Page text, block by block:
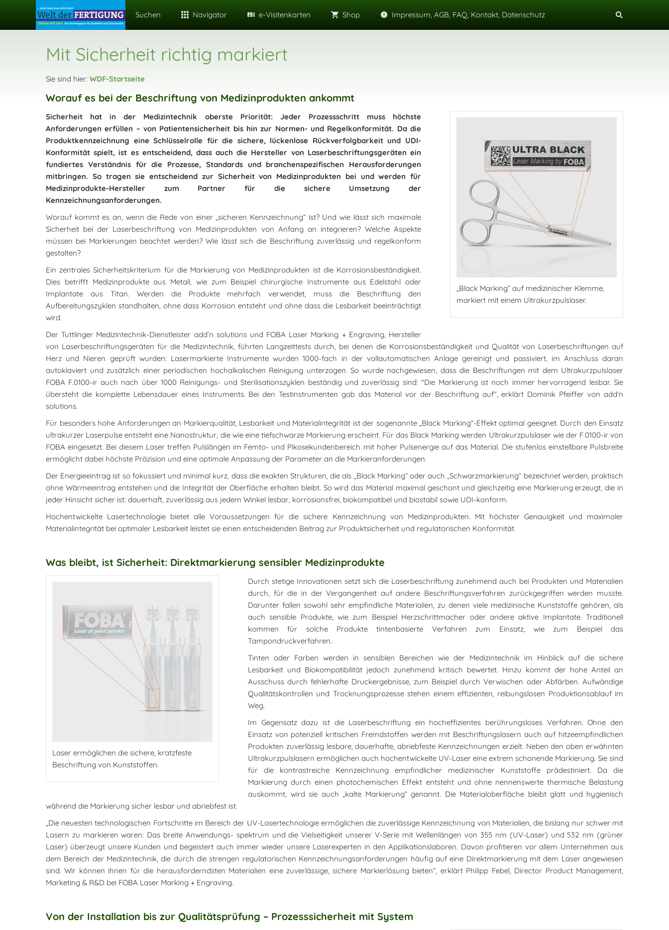
Suchen Navigator e-Visitenkarten Shop Impressum, AGB, FAQ, Kontakt, Datenschutz
Mit Sicherheit richtig markiert
Sie sind hier: WDF-Startseite
Worauf es bei der Beschriftung von Medizinprodukten ankommt
„Black Marking“ auf medizinischer Klemme,
markiert mit einem Ultrakurzpulslaser.
Sicherheit hat in der Medizintechnik oberste Priorität: Jeder Prozessschritt muss höchste
Anforderungen erfüllen – von Patientensicherheit bis hin zur Normen- und Regelkonformität. Da die
Produktkennzeichnung eine Schlüsselrolle für die sichere, lückenlose Rückverfolgbarkeit und UDI-
Konformität spielt, ist es entscheidend, dass auch die Hersteller von Laserbeschriftungsgeräten ein
fundiertes Verständnis für die Prozesse, Standards und branchenspezifischen Herausforderungen
mitbringen. So tragen sie entscheidend zur Sicherheit von Medizinprodukten bei und werden für
Medizinprodukte-Hersteller zum Partner für die sichere Umsetzung der
Kennzeichnungsanforderungen.
Worauf kommt es an, wenn die Rede von einer „sicheren Kennzeichnung“ ist? Und wie lässt sich maximale
Sicherheit bei der Laserbeschriftung von Medizinprodukten von Anfang an integrieren? Welche Aspekte
müssen bei Markierungen beachtet werden? Wie lässt sich die Beschriftung zuverlässig und regelkonform
gestalten?
Ein zentrales Sicherheitskriterium für die Markierung von Medizinprodukten ist die Korrosionsbeständigkeit.
Dies betrifft Medizinprodukte aus Metall, wie zum Beispiel chirurgische Instrumente aus Edelstahl oder
Implantate aus Titan. Werden die Produkte mehrfach verwendet, muss die Beschriftung den
Aufbereitungszyklen standhalten, ohne dass Korrosion entsteht und ohne dass die Lesbarkeit beeinträchtigt
wird.
Der Tuttlinger Medizintechnik-Dienstleister add‘n solutions und FOBA Laser Marking + Engraving, Hersteller
von Laserbeschriftungsgeräten für die Medizintechnik, führten Langzeittests durch, bei denen die Korrosionsbeständigkeit und Qualität von Laserbeschriftungen auf
Herz und Nieren geprüft wurden: Lasermarkierte Instrumente wurden 1000-fach in der vollautomatischen Anlage gereinigt und passiviert, im Anschluss daran
autoklaviert und zusätzlich einer periodischen hochalkalischen Reinigung unterzogen. So wurde nachgewiesen, dass die Beschriftungen mit dem Ultrakurzpulslaser
FOBA F.0100-ir auch nach über 1000 Reinigungs- und Sterilisationszyklen beständig und zuverlässig sind: "Die Markierung ist noch immer hervorragend lesbar. Sie
übersteht die komplette Lebensdauer eines Instruments. Bei den Testinstrumenten gab das Material vor der Beschriftung auf", erklärt Dominik Pfeiffer von add’n
solutions.
Für besonders hohe Anforderungen an Markierqualität, Lesbarkeit und Materialintegrität ist der sogenannte „Black Marking“-Effekt optimal geeignet. Durch den Einsatz
ultrakurzer Laserpulse entsteht eine Nanostruktur, die wie eine tiefschwarze Markierung erscheint. Für das Black Marking werden Ultrakurzpulslaser wie der F.0100-ir von
FOBA eingesetzt. Bei diesem Laser treffen Pulslängen im Femto- und Pikosekundenbereich mit hoher Pulsenergie auf das Material. Die stufenlos einstellbare Pulsbreite
ermöglicht dabei höchste Präzision und eine optimale Anpassung der Parameter an die Markieranforderungen.
Der Energieeintrag ist so fokussiert und minimal kurz, dass die exakten Strukturen, die als „Black Marking“ oder auch „Schwarzmarkierung“ bezeichnet werden, praktisch
ohne Wärmeeintrag entstehen und die Integrität der Oberfläche erhalten bleibt. So wird das Material maximal geschont und gleichzeitig eine Markierung erzeugt, die in
jeder Hinsicht sicher ist: dauerhaft, zuverlässig aus jedem Winkel lesbar, korrosionsfrei, biokompatibel und biostabil sowie UDI-konform.
Hochentwickelte Lasertechnologie bietet alle Voraussetzungen für die sichere Kennzeichnung von Medizinprodukten. Mit höchster Genauigkeit und maximaler
Materialintegrität bei optimaler Lesbarkeit leistet sie einen entscheidenden Beitrag zur Produktsicherheit und regulatorischen Konformität.
Was bleibt, ist Sicherheit: Direktmarkierung sensibler Medizinprodukte
Laser ermöglichen die sichere, kratzfeste
Beschriftung von Kunststoffen.
Durch stetige Innovationen setzt sich die Laserbeschriftung zunehmend auch bei Produkten und Materialien
durch, für die in der Vergangenheit auf andere Beschriftungsverfahren zurückgegriffen werden musste.
Darunter fallen sowohl sehr empfindliche Materialien, zu denen viele medizinische Kunststoffe gehören, als
auch sensible Produkte, wie zum Beispiel Herzschrittmacher oder andere aktive Implantate. Traditionell
kommen für solche Produkte tintenbasierte Verfahren zum Einsatz, wie zum Beispiel das
Tampondruckverfahren.
Tinten oder Farben werden in sensiblen Bereichen wie der Medizintechnik im Hinblick auf die sichere
Lesbarkeit und Biokompatibilität jedoch zunehmend kritisch bewertet. Hinzu kommt der hohe Anteil an
Ausschuss durch fehlerhafte Druckergebnisse, zum Beispiel durch Verwischen oder Abfärben. Aufwändige
Qualitätskontrollen und Trocknungsprozesse stehen einem effizienten, reibungslosen Produktionsablauf im
Weg.
Im Gegensatz dazu ist die Laserbeschriftung ein hocheffizientes berührungsloses Verfahren. Ohne den
Einsatz von potenziell kritischen Fremdstoffen werden mit Beschriftungslasern auch auf hitzeempfindlichen
Produkten zuverlässig lesbare, dauerhafte, abriebfeste Kennzeichnungen erzielt. Neben den oben erwähnten
Ultrakurzpulslasern ermöglichen auch hochentwickelte UV-Laser eine extrem schonende Markierung. Sie sind
für die kontrastreiche Kennzeichnung empfindlicher medizinischer Kunststoffe prädestiniert. Da die
Markierung durch einen photochemischen Effekt entsteht und ohne nennenswerte thermische Belastung
auskommt, wird sie auch „kalte Markierung“ genannt. Die Materialoberfläche bleibt glatt und hygienisch
während die Markierung sicher lesbar und abriebfest ist.
„Die neuesten technologischen Fortschritte im Bereich der UV-Lasertechnologie ermöglichen die zuverlässige Kennzeichnung von Materialien, die bislang nur schwer mit
Lasern zu markieren waren: Das breite Anwendungs- spektrum und die Vielseitigkeit unserer V-Serie mit Wellenlängen von 355 nm (UV-Laser) und 532 nm (grüner
Laser) überzeugt unsere Kunden und begeistert auch immer wieder unsere Laserexperten in den Applikationslaboren. Davon profitieren vor allem Unternehmen aus
dem Bereich der Medizintechnik, die durch die strengen regulatorischen Kennzeichnungsanforderungen häufig auf eine Direktmarkierung mit dem Laser angewiesen
sind. Wir können ihnen für die herausforderndsten Materialien eine zuverlässige, sichere Markierlösung bieten“, erklärt Philipp Febel, Director Product Management,
Marketing & R&D bei FOBA Laser Marking + Engraving.
Von der Installation bis zur Qualitätsprüfung – Prozesssicherheit mit System